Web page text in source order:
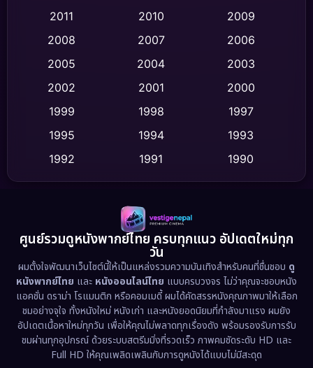
Crime อาชญากรรม (513)
Cult Film
Dance เต้น (10)
Detective สืบสวน (59)
Disaster (13)
Disney+ (5)
Documentary สารคดี (93)
Drama ดราม่า (1,460)
Dystopian (17)
2011
2010
2009
2008
2007
2006
2005
2004
2003
2002
2001
2000
1999
1998
1997
1995
1994
1993
1992
1991
1990
1989
1988
1986
1983
1978
1974
1962
ศูนย์รวมดูหนังพากย์ไทย ครบทุกแนว อัปเดตใหม่ทุก
วัน
ผมตั้งใจพัฒนาเว็บไซต์นี้ให้เป็นแหล่งรวมความบันเทิงสำหรับคนที่ชื่นชอบ ดู
หนังพากย์ไทย และ หนังออนไลน์ไทย แบบครบวงจร ไม่ว่าคุณจะชอบหนัง
แอคชั่น ดราม่า โรแมนติก หรือคอมเมดี้ ผมได้คัดสรรหนังคุณภาพมาให้เลือก
ชมอย่างจุใจ ทั้งหนังใหม่ หนังเก่า และหนังยอดนิยมที่กำลังมาแรง ผมยัง
อัปเดตเนื้อหาใหม่ทุกวัน เพื่อให้คุณไม่พลาดทุกเรื่องดัง พร้อมรองรับการรับ
ชมผ่านทุกอุปกรณ์ ด้วยระบบสตรีมมิ่งที่รวดเร็ว ภาพคมชัดระดับ HD และ
Full HD ให้คุณเพลิดเพลินกับการดูหนังได้แบบไม่มีสะดุด